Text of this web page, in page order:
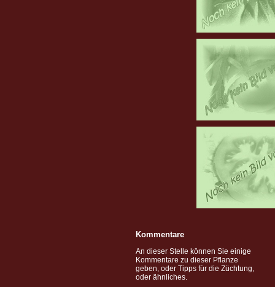
Kommentare
An dieser Stelle können Sie einige
Kommentare zu dieser Pflanze
geben, oder Tipps für die Züchtung,
oder ähnliches.